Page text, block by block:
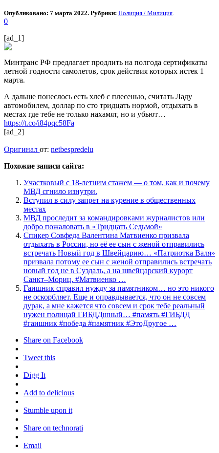
Опубликовано: 7 марта 2022. Рубрики: Полиция / Милиция
0
[ad_1]
Минтранс РФ предлагает продлить на полгода сертификаты
летной годности самолетов, срок действия которых истек 1
марта.
А дальше понеслось есть хлеб с плесенью, считать Ладу
автомобилем, доллар по сто тридцать нормой, отдыхать в
местах где тебе не только нахамят, но и убьют…
https://t.co/i84pqc58Fa
[ad_2]
Оригинал от: netbespredelu
Похожие записи сайта:
Участковый с 18-летним стажем — о том, как и почему
МВД сгнило изнутри.
Вступил в силу запрет на курение в общественных
местах
МВД проследит за командировками журналистов или
добро пожаловать в «Тридцать Седьмой»
Спикер Совфеда Валентина Матвиенко призвала
отдыхать в России, но её ее сын с женой отправились
встречать Новый год в Швейцарию… «Патриотка Валя»
призвала потому ее сын с женой отправились встречать
новый год не в Суздаль, а на швейцарский курорт
Санкт–Мориц. #Матвиенко …
Гаишник справил нужду за памятником… но это никого
не оскорбляет. Еще и оправдывается, что он не совсем
дурак, а мне кажется что совсем и срок тебе реальный
нужен полицай ГИБДДшный… #память #ГИБДД
#гаишник #победа #памятник #ЭтоДругое …
Share on Facebook
Tweet this
Digg It
Add to delicious
Stumble upon it
Share on technorati
Email